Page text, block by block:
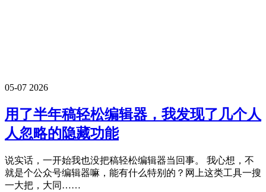
05-07 2026
用了半年稿轻松编辑器，我发现了几个人
人忽略的隐藏功能
说实话，一开始我也没把稿轻松编辑器当回事。 我心想，不
就是个公众号编辑器嘛，能有什么特别的？网上这类工具一搜
一大把，大同……